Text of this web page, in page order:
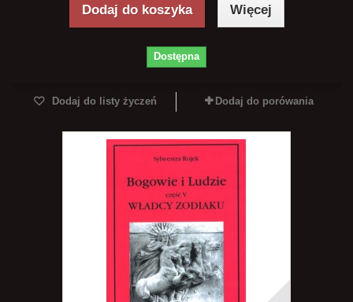
Dodaj do koszyka Więcej
Dostępna
Dodaj do listy życzeń Dodaj do porówania